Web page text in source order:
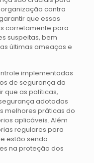
contra
que essas
corretamente para
suspeitas, bem
últimas ameaças e
implementadas
de segurança da
que as políticas,
adotadas
melhores práticas do
aplicáveis. Além
regulares para
estão sendo
na proteção dos